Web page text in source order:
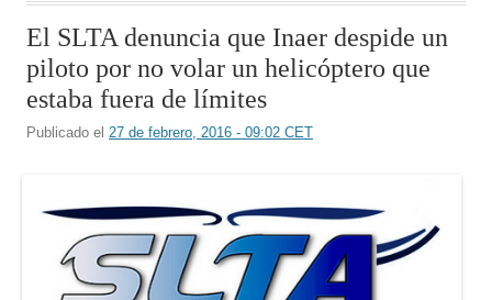
El SLTA denuncia que Inaer despide un
piloto por no volar un helicóptero que
estaba fuera de límites
Publicado el 27 de febrero, 2016 - 09:02 CET